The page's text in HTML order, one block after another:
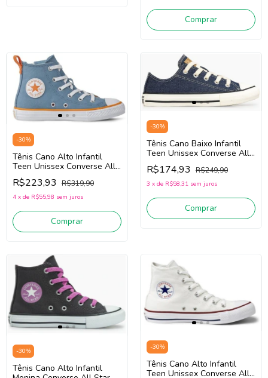
Comprar
-30%
Tênis Cano Alto Infantil
Teen Unissex Converse All
Star CK0909 (Azul/Laranja)
Tecido
R$223,93 R$319,90
4 x de R$55,98 sem juros
Comprar
-30%
Tênis Cano Baixo Infantil
Teen Unissex Converse All
Star CK1643/CK1641 (Jeans)
Tecido
R$174,93 R$249,90
3 x de R$58,31 sem juros
Comprar
-30%
Tênis Cano Alto Infantil
-30%
Tênis Cano Alto Infantil
Teen Unissex Converse All